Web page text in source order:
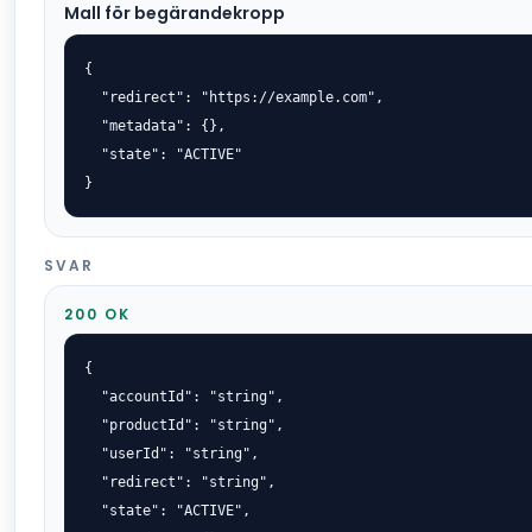
Mall för begärandekropp
{
  "redirect": "https://example.com",
  "metadata": {},
  "state": "ACTIVE"
}
SVAR
200 OK
{
  "accountId": "string",
  "productId": "string",
  "userId": "string",
  "redirect": "string",
  "state": "ACTIVE",